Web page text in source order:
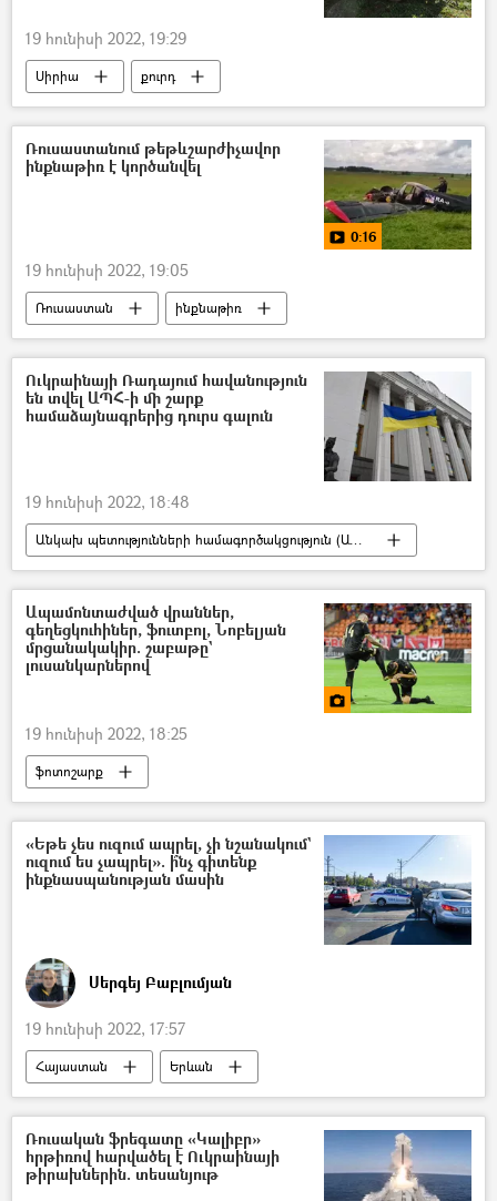
19 հունիսի 2022, 19:29
Սիրիա
քուրդ
«Իսլամական պետություն»
Աշխարհ
Ռուսաստանում թեթևշարժիչավոր
ինքնաթիռ է կործանվել
0:16
19 հունիսի 2022, 19:05
Ռուսաստան
ինքնաթիռ
ավիավթար
Տուժածներ
Տեսանյութեր
տեսանյութ
Ուկրաինայի Ռադայում հավանություն
են տվել ԱՊՀ-ի մի շարք
համաձայնագրերից դուրս գալուն
19 հունիսի 2022, 18:48
Անկախ պետությունների համագործակցություն (ԱՊՀ)
Ուկրաինա
Օրենք
Ապամոնտաժված վրաններ,
գեղեցկուհիներ, ֆուտբոլ, Նոբելյան
մրցանակակիր. շաբաթը`
լուսանկարներով
19 հունիսի 2022, 18:25
ֆոտոշարք
Հավաքական անվտանգության պայմանագիր կազմակերպություն (ՀԱՊԿ)
Ստանիսլավ Զաս
Արմեն Գրիգորյան
«Միսս ԱՊՀ–2022» գեղեցկության մրցույթ
«Եթե չես ուզում ապրել, չի նշանակում`
ուզում ես չապրել». ի՞նչ գիտենք
ինքնասպանության մասին
Սերգեյ Բաբլումյան
19 հունիսի 2022, 17:57
Հայաստան
Երևան
ինքնասպանություն
զանգ
հեռախոս
հոգեբան
Փարիզ
կամուրջ
Ռուսական ֆրեգատը «Կալիբր»
հրթիռով հարվածել է Ուկրաինայի
թիրախներին. տեսանյութ